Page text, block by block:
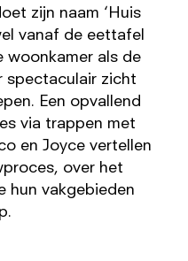
zijn naam ‘Huis
vanaf de eettafel
woonkamer als de
spectaculair zicht
Een opvallend
via trappen met
en Joyce vertellen
over het
hun vakgebieden